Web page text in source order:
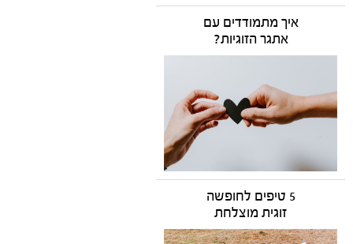
איך מתמודדים עם
אתגר הזוגיות?
5 טיפים לחופשה
זוגית מוצלחת